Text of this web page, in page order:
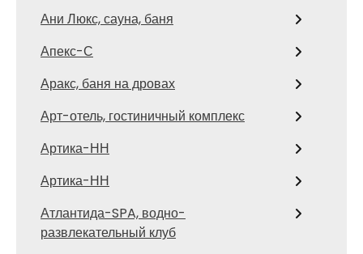
Ани Люкс, сауна, баня
Апекс-С
Аракс, баня на дровах
Арт-отель, гостиничный комплекс
Артика-НН
Артика-НН
Атлантида-SPA, водно-
развлекательный клуб